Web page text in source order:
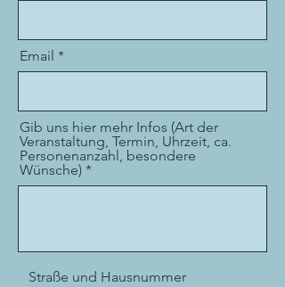
Email
Gib uns hier mehr Infos (Art der
Veranstaltung, Termin, Uhrzeit, ca.
Personenanzahl, besondere
Wünsche)
Straße und Hausnummer